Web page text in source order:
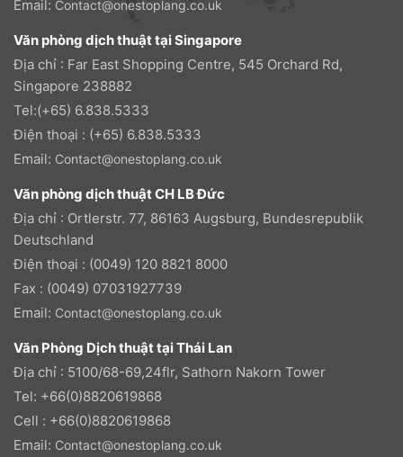
Email: Contact@onestoplang.co.uk
Văn phòng dịch thuật tại Singapore
Địa chỉ : Far East Shopping Centre, 545 Orchard Rd,
Singapore 238882
Tel:(+65) 6.838.5333
Điện thoại : (+65) 6.838.5333
Email: Contact@onestoplang.co.uk
Văn phòng dịch thuật CH LB Đức
Địa chỉ : Ortlerstr. 77, 86163 Augsburg, Bundesrepublik
Deutschland
Điện thoại : (0049) 120 8821 8000
Fax : (0049) 07031927739
Email: Contact@onestoplang.co.uk
Văn Phòng Dịch thuật tại Thái Lan
Địa chỉ : 5100/68-69,24flr, Sathorn Nakorn Tower
Tel: +66(0)8820619868
Cell : +66(0)8820619868
Email: Contact@onestoplang.co.uk